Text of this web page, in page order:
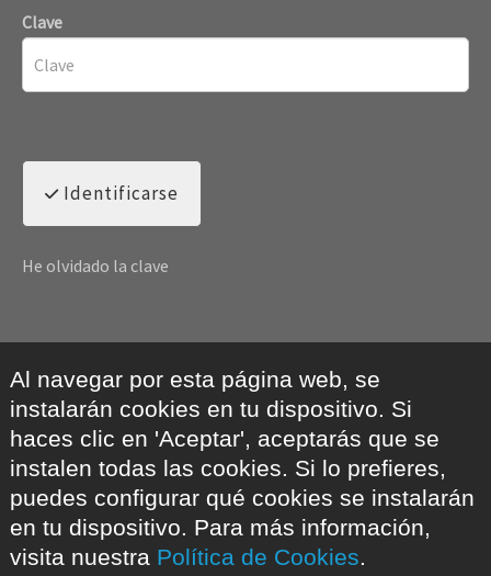
Clave
Identificarse
He olvidado la clave
Al navegar por esta página web, se
instalarán cookies en tu dispositivo. Si
haces clic en 'Aceptar', aceptarás que se
instalen todas las cookies. Si lo prefieres,
puedes configurar qué cookies se instalarán
en tu dispositivo. Para más información,
visita nuestra Política de Cookies.